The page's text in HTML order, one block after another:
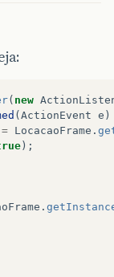
( new
( ActionEvent e )
= LocacaoFrame .
);
.